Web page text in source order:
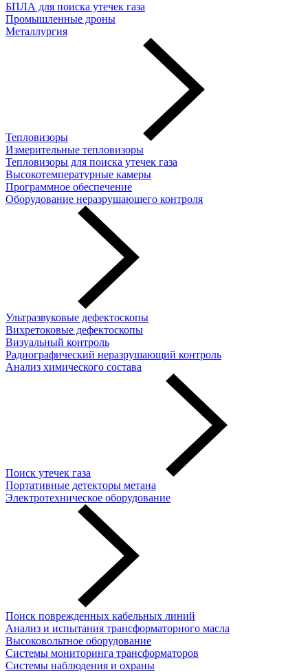
БПЛА для поиска утечек газа
Промышленные дроны
Металлургия
Тепловизоры
Измерительные тепловизоры
Тепловизоры для поиска утечек газа
Высокотемпературные камеры
Программное обеспечение
Оборудование неразрушающего контроля
Ультразвуковые дефектоскопы
Вихретоковые дефектоскопы
Визуальный контроль
Радиографический неразрушающий контроль
Анализ химического состава
Поиск утечек газа
Портативные детекторы метана
Электротехническое оборудование
Поиск поврежденных кабельных линий
Анализ и испытания трансформаторного масла
Высоковольтное оборудование
Системы мониторинга трансформаторов
Системы наблюдения и охраны